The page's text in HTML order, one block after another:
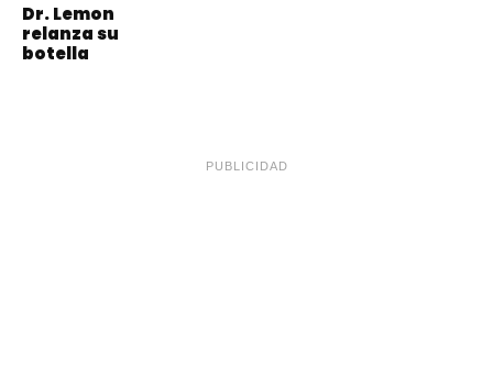
Dr. Lemon
relanza su
botella
PUBLICIDAD